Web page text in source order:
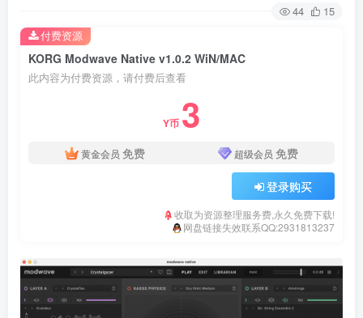
44 15
KORG Modwave Native v1.0.2 WiN/MAC
此内容为付费资源，请付费后查看
Y币 3
黄金会员 免费 超级会员 免费
登录购买
收取为资源整理服务费,永久免费下载!
网盘链接失效联系QQ:2931813237
付费资源